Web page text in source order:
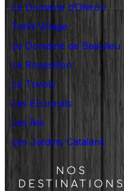
Le Domaine d’Oléron
Tahiti Village
Le Domaine de Beaulieu
Le Roussillon
Le Trivoly
Les Ecureuils
Les îles
Les Jardins Catalans
NOS
DESTINATIONS